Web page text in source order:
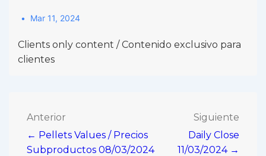
Mar 11, 2024
Clients only content / Contenido exclusivo para
clientes
Navegación
de
Anterior
← Pellets Values / Precios
Subproductos 08/03/2024
Siguiente
Daily Close
11/03/2024 →